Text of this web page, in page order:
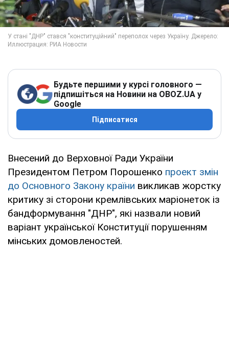
Будьте першими у курсі головного —
підпишіться на Новини на OBOZ.UA у
Google
Підписатися
Внесений до Верховної Ради України
Президентом Петром Порошенко проект змін
до Основного Закону країни викликав жорстку
критику зі сторони кремлівських маріонеток із
бандформування "ДНР", які назвали новий
варіант української Конституції порушенням
мінських домовленостей.